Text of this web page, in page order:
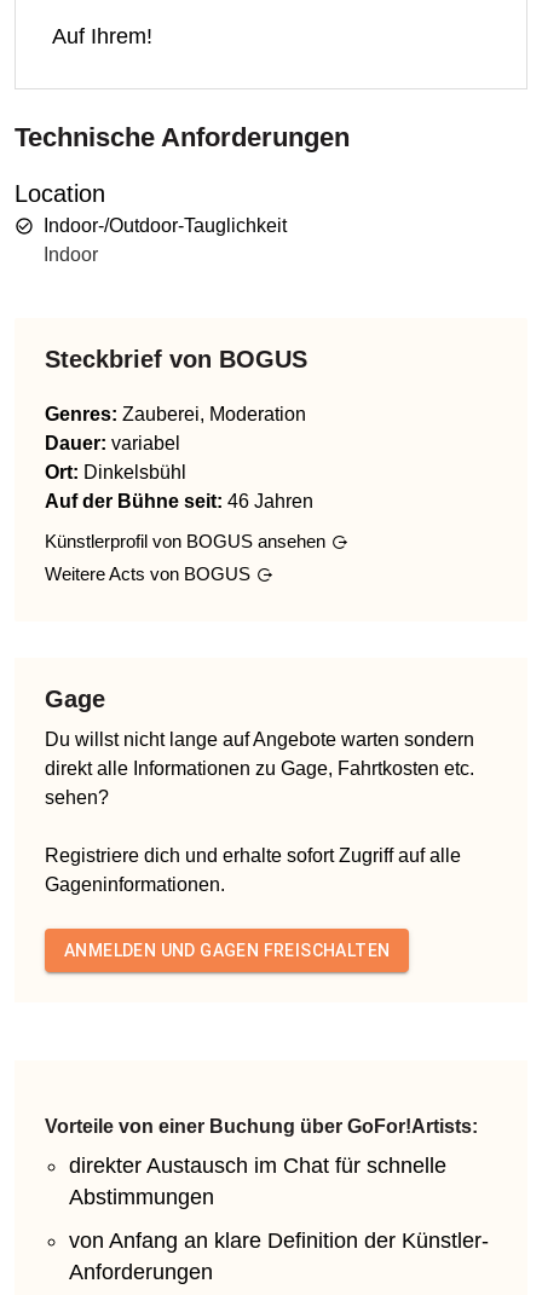
Auf Ihrem!
Technische Anforderungen
Location
Indoor-/Outdoor-Tauglichkeit
Indoor
Steckbrief von BOGUS
Genres: Zauberei, Moderation
Dauer: variabel
Ort: Dinkelsbühl
Auf der Bühne seit: 46 Jahren
Künstlerprofil von BOGUS ansehen
Weitere Acts von BOGUS
Gage
Du willst nicht lange auf Angebote warten sondern
direkt alle Informationen zu Gage, Fahrtkosten etc.
sehen?
Registriere dich und erhalte sofort Zugriff auf alle
Gageninformationen.
ANMELDEN UND GAGEN FREISCHALTEN
Vorteile von einer Buchung über GoFor!Artists:
direkter Austausch im Chat für schnelle
Abstimmungen
von Anfang an klare Definition der Künstler-
Anforderungen